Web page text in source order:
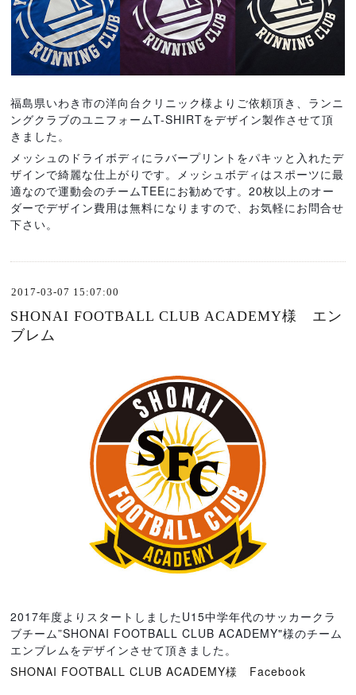
福島県いわき市の洋向台クリニック様よりご依頼頂き、ランニ
ングクラブのユニフォームT-SHIRTをデザイン製作させて頂
きました。
メッシュのドライボディにラバープリントをパキッと入れたデ
ザインで綺麗な仕上がりです。メッシュボディはスポーツに最
適なので運動会のチームTEEにお勧めです。20枚以上のオー
ダーでデザイン費用は無料になりますので、お気軽にお問合せ
下さい。
2017-03-07 15:07:00
SHONAI FOOTBALL CLUB ACADEMY様 エン
ブレム
2017年度よりスタートしましたU15中学年代のサッカークラ
ブチーム”SHONAI FOOTBALL CLUB ACADEMY"様のチーム
エンブレムをデザインさせて頂きました。
SHONAI FOOTBALL CLUB ACADEMY様 Facebook